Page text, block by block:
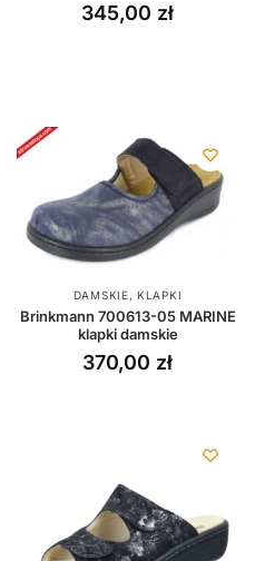
345,00 zł
DAMSKIE,KLAPKI
Brinkmann 700613-05 MARINE
klapki damskie
370,00 zł